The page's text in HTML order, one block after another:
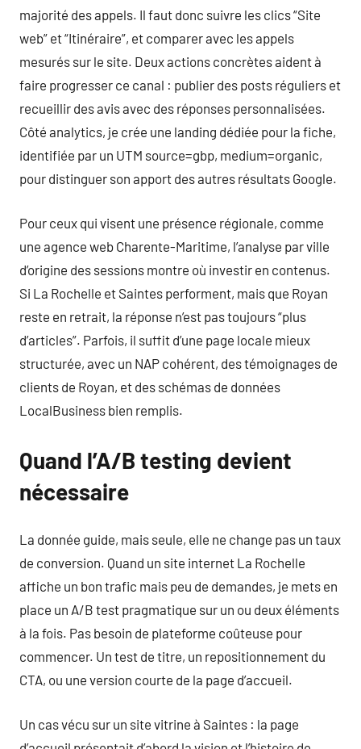
majorité des appels. Il faut donc suivre les clics “Site
web” et “Itinéraire”, et comparer avec les appels
mesurés sur le site. Deux actions concrètes aident à
faire progresser ce canal : publier des posts réguliers et
recueillir des avis avec des réponses personnalisées.
Côté analytics, je crée une landing dédiée pour la fiche,
identifiée par un UTM source=gbp, medium=organic,
pour distinguer son apport des autres résultats Google.
Pour ceux qui visent une présence régionale, comme
une agence web Charente-Maritime, l’analyse par ville
d’origine des sessions montre où investir en contenus.
Si La Rochelle et Saintes performent, mais que Royan
reste en retrait, la réponse n’est pas toujours “plus
d’articles”. Parfois, il suffit d’une page locale mieux
structurée, avec un NAP cohérent, des témoignages de
clients de Royan, et des schémas de données
LocalBusiness bien remplis.
Quand l’A/B testing devient
nécessaire
La donnée guide, mais seule, elle ne change pas un taux
de conversion. Quand un site internet La Rochelle
affiche un bon trafic mais peu de demandes, je mets en
place un A/B test pragmatique sur un ou deux éléments
à la fois. Pas besoin de plateforme coûteuse pour
commencer. Un test de titre, un repositionnement du
CTA, ou une version courte de la page d’accueil.
Un cas vécu sur un site vitrine à Saintes : la page